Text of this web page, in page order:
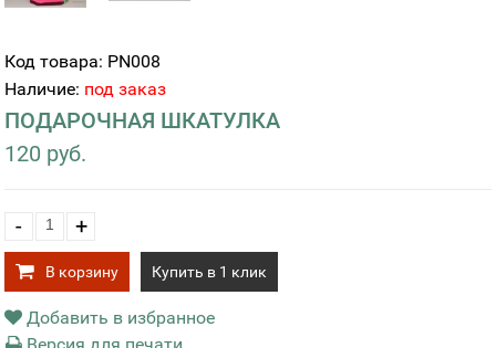
Код товара: PN008
Наличие: под заказ
ПОДАРОЧНАЯ ШКАТУЛКА
120 руб.
- +
В корзину Купить в 1 клик
Добавить в избранное
Версия для печати